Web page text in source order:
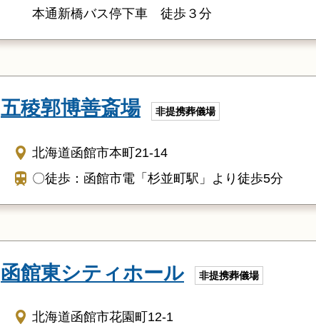
本通新橋バス停下車 徒歩３分
五稜郭博善斎場 非提携葬儀場
北海道函館市本町21-14
〇徒歩：函館市電「杉並町駅」より徒歩5分
函館東シティホール 非提携葬儀場
北海道函館市花園町12-1